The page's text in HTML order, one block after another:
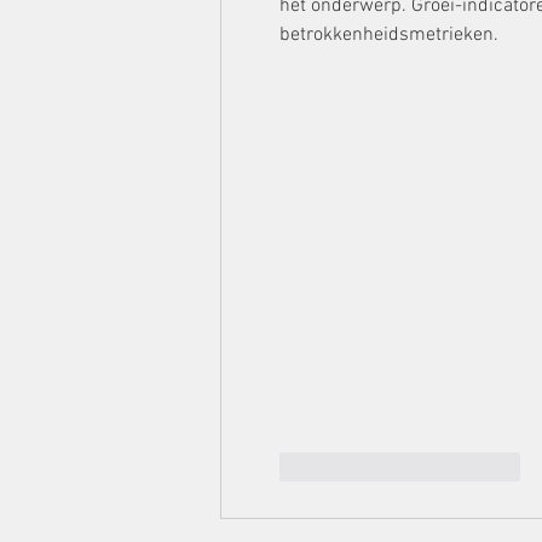
het onderwerp. Groei-
betrokkenheidsmetrieken.